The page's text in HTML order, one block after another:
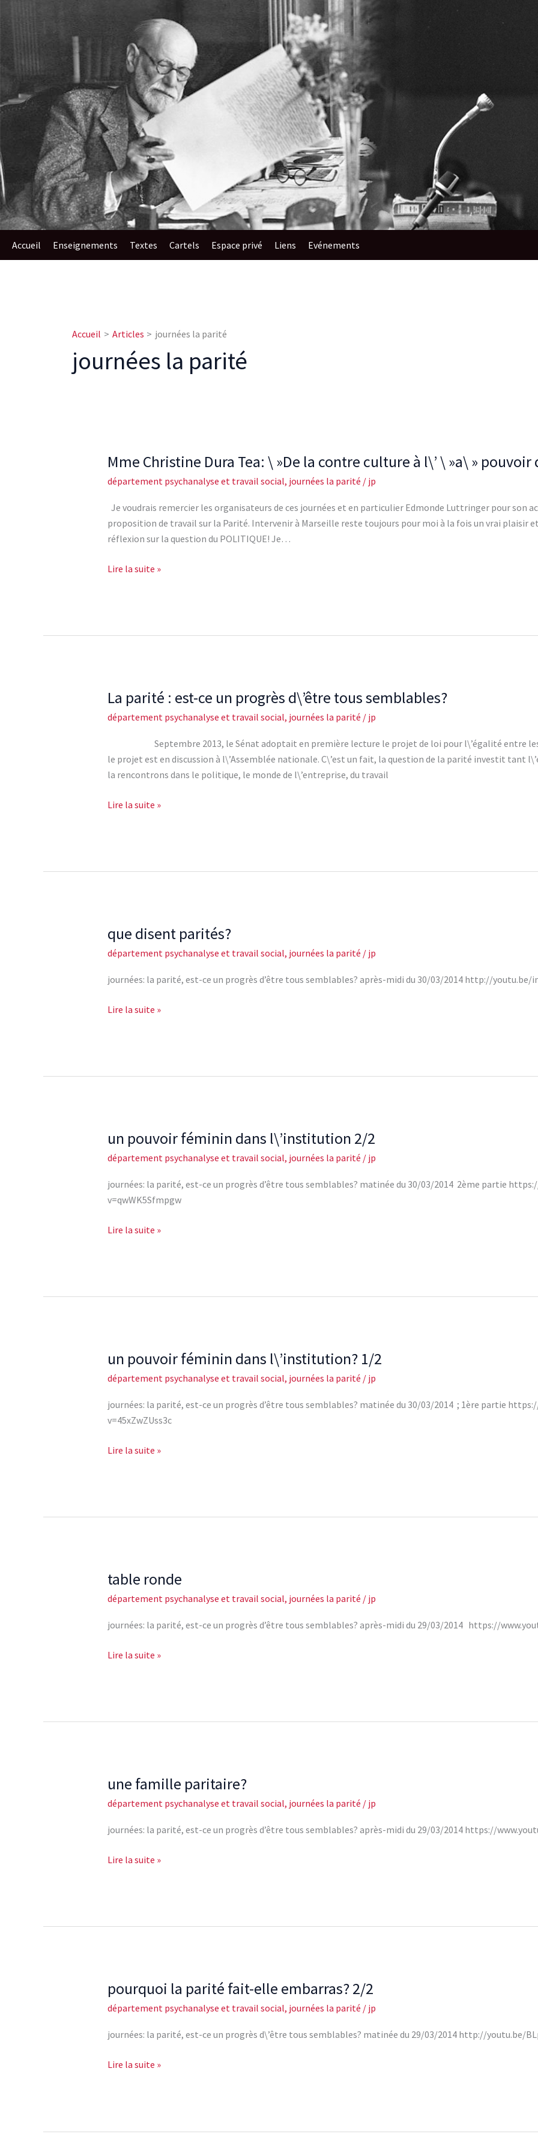
Accueil Enseignements​ Textes Cartels Espace privé Liens Evénements
Accueil Articles journées la parité
journées la parité
Mme Christine Dura Tea: \ »De la contre culture à l\’ \ »a\ » pouvoir
département psychanalyse et travail social, journées la parité / jp
Je voudrais remercier les organisateurs de ces journées et en particulier Edmonde Luttringer pour son
proposition de travail sur la Parité. Intervenir à Marseille reste toujours pour moi à la fois un vrai plaisir et
réflexion sur la question du POLITIQUE! Je…
Mme
Christine
Dura
Tea:
\ »De
la
culture
Lire la suite »
La parité : est-ce un progrès d\’être tous semblables?
département psychanalyse et travail social, journées la parité / jp
Septembre 2013, le Sénat adoptait en première lecture le projet de loi pour l\’égalité entre les
le projet est en discussion à l\’Assemblée nationale. C\’est un fait, la question de la parité investit tant
la rencontrons dans le politique, le monde de l\’entreprise, du travail
La
parité
ce
un
d\’être
Lire la suite »
que disent parités?
département psychanalyse et travail social, journées la parité / jp
journées: la parité, est-ce un progrès d’être tous semblables? après-midi du 30/03/2014 http://youtu.be/
que
disent
parités?
Lire la suite »
un pouvoir féminin dans l\’institution 2/2
département psychanalyse et travail social, journées la parité / jp
journées: la parité, est-ce un progrès d’être tous semblables? matinée du 30/03/2014 2ème partie
v=qwWK5Sfmpgw
un
pouvoir
féminin
dans
l\’institution
Lire la suite »
un pouvoir féminin dans l\’institution? 1/2
département psychanalyse et travail social, journées la parité / jp
journées: la parité, est-ce un progrès d’être tous semblables? matinée du 30/03/2014 ; 1ère partie
v=45xZwZUss3c
un
pouvoir
féminin
dans
l\’institution?
Lire la suite »
table ronde
département psychanalyse et travail social, journées la parité / jp
journées: la parité, est-ce un progrès d’être tous semblables? après-midi du 29/03/2014 https://
table
ronde
Lire la suite »
une famille paritaire?
département psychanalyse et travail social, journées la parité / jp
journées: la parité, est-ce un progrès d’être tous semblables? après-midi du 29/03/2014 https://
une
famille
paritaire?
Lire la suite »
pourquoi la parité fait-elle embarras? 2/2
département psychanalyse et travail social, journées la parité / jp
journées: la parité, est-ce un progrès d\’être tous semblables? matinée du 29/03/2014 http://youtu.be/
pourquoi
la
parité
fait-
embarras?
Lire la suite »